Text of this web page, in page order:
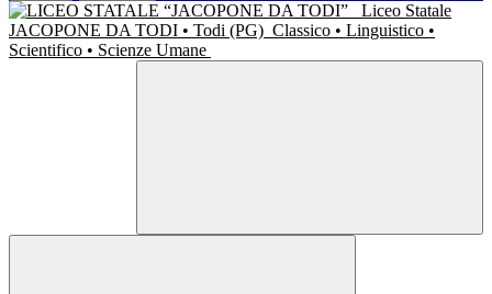
Liceo Statale
JACOPONE DA TODI • Todi (PG) Classico • Linguistico •
Scientifico • Scienze Umane